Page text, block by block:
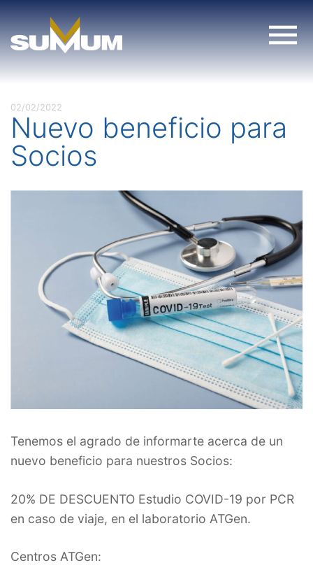
content
02/02/2022
Nuevo beneficio para
Socios
Tenemos el agrado de informarte acerca de un
nuevo beneficio para nuestros Socios:
20% DE DESCUENTO Estudio COVID-19 por PCR
en caso de viaje, en el laboratorio ATGen.
Centros ATGen: